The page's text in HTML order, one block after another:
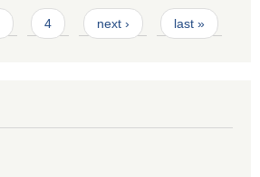
4 next › last »